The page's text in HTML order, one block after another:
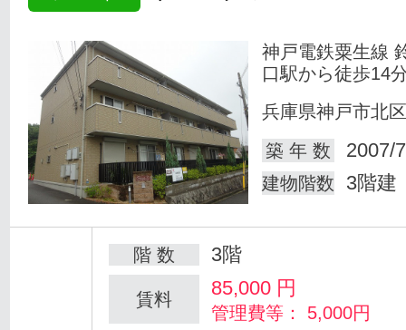
神戸電鉄粟生線
口駅から徒歩14
兵庫県神戸市北
築 年 数
2007/
建物階数 3階建
階 数 3階
賃料 85,000 円
管理費等： 5,000円